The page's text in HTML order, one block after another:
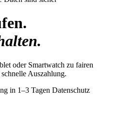
oder Smartwatch zu fairen
Auszahlung.
in 1–3 Tagen Datenschutz